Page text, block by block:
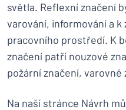
světla. Reflexní značení
varování, informování a
pracovního prostředí. K
značení patří nouzové
požární značení, varovné
Na naší stránce Návrh